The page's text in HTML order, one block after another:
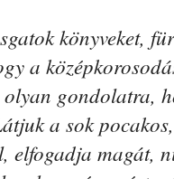
könyveket,
a
gondolatra,
a sok
elfogadja magát,